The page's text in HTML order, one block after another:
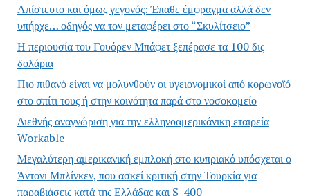
Απίστευτο και όμως γεγονός: Έπαθε έμφραγμα αλλά δεν
υπήρχε… οδηγός να τον μεταφέρει στο “Σκυλίτσειο”
Η περιουσία του Γουόρεν Μπάφετ ξεπέρασε τα 100 δις
δολάρια
Πιο πιθανό είναι να μολυνθούν οι υγειονομικοί από κορωνοϊό
στο σπίτι τους ή στην κοινότητα παρά στο νοσοκομείο
Διεθνής αναγνώριση για την ελληνοαμερικάνικη εταιρεία
Workable
Μεγαλύτερη αμερικανική εμπλοκή στο κυπριακό υπόσχεται ο
Άντονι Μπλίνκεν, που ασκεί κριτική στην Τουρκία για
παραβιάσεις κατά της Ελλάδας και S-400